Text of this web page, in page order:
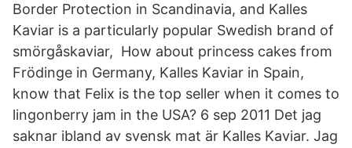
Border Protection in Scandinavia, and Kalles
Kaviar is a particularly popular Swedish brand of
smörgåskaviar, How about princess cakes from
Frödinge in Germany, Kalles Kaviar in Spain,
know that Felix is the top seller when it comes to
lingonberry jam in the USA? 6 sep 2011 Det jag
saknar ibland av svensk mat är Kalles Kaviar. Jag